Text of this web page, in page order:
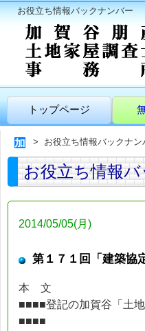
お役立ち情報バックナンバー
トップページ
お役立ち情報バックナン
お役立ち情報
2014/05/05(月)
第１７１回「建築協
本 文
■■■■登記の加賀谷「土
■■■■